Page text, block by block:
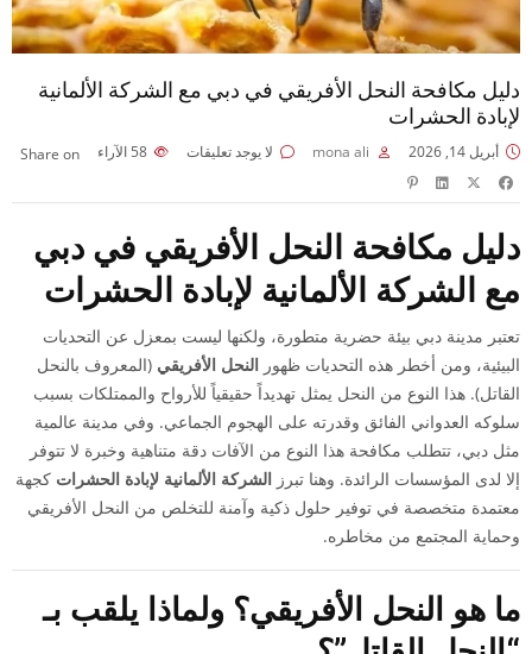
دليل مكافحة النحل الأفريقي في دبي مع الشركة الألمانية
لإبادة الحشرات
أبريل 14, 2026 mona ali لا يوجد تعليقات الآراء Share on
دليل مكافحة النحل الأفريقي في دبي
مع الشركة الألمانية لإبادة الحشرات
تعتبر مدينة دبي بيئة حضرية متطورة، ولكنها ليست بمعزل عن التحديات
البيئية، ومن أخطر هذه التحديات ظهور النحل الأفريقي (المعروف بالنحل
القاتل). هذا النوع من النحل يمثل تهديداً حقيقياً للأرواح والممتلكات بسبب
سلوكه العدواني الفائق وقدرته على الهجوم الجماعي. وفي مدينة عالمية
مثل دبي، تتطلب مكافحة هذا النوع من الآفات دقة متناهية وخبرة لا تتوفر
إلا لدى المؤسسات الرائدة. وهنا تبرز الشركة الألمانية لإبادة الحشرات كجهة
معتمدة متخصصة في توفير حلول ذكية وآمنة للتخلص من النحل الأفريقي
وحماية المجتمع من مخاطره.
ما هو النحل الأفريقي؟ ولماذا يلقب بـ